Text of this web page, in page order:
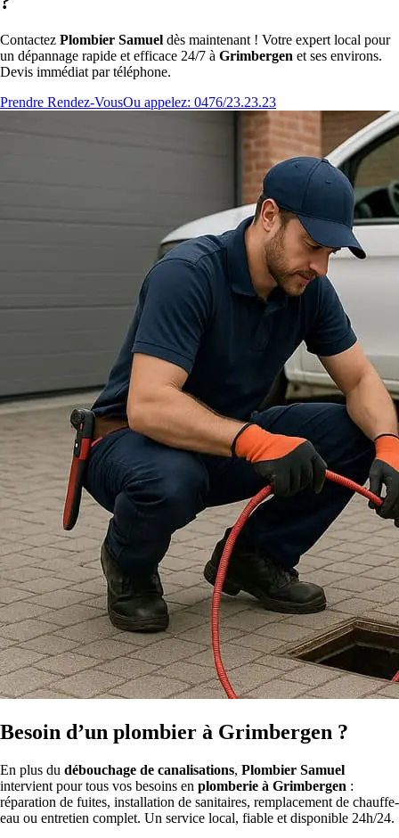
Contactez Plombier Samuel dès maintenant ! Votre expert local pour
un dépannage rapide et efficace 24/7 à Grimbergen et ses environs.
Devis immédiat par téléphone.
Prendre Rendez-VousOu appelez: 0476/23.23.23
Besoin d’un plombier à Grimbergen ?
En plus du débouchage de canalisations, Plombier Samuel
intervient pour tous vos besoins en plomberie à Grimbergen :
réparation de fuites, installation de sanitaires, remplacement de chauffe-
eau ou entretien complet. Un service local, fiable et disponible 24h/24.